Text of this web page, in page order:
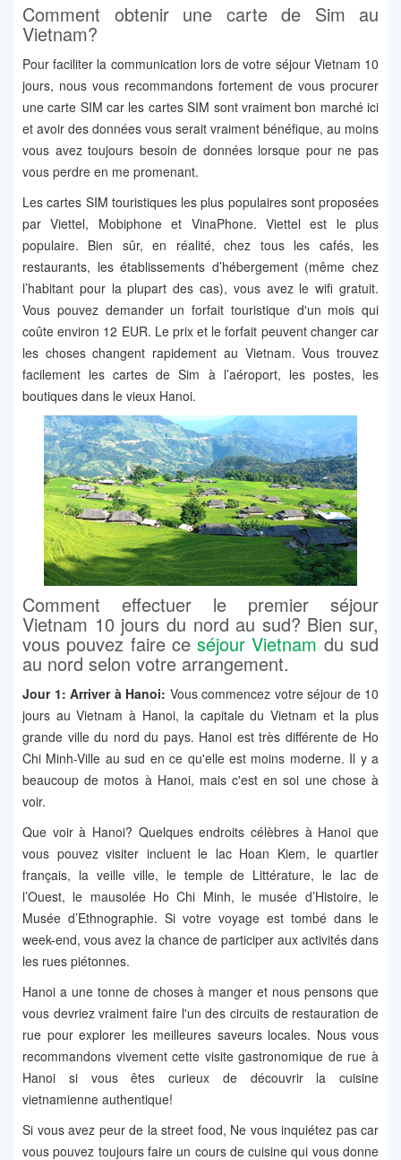
Comment obtenir une carte de Sim au
Vietnam?
Pour faciliter la communication lors de votre séjour Vietnam 10
jours, nous vous recommandons fortement de vous procurer
une carte SIM car les cartes SIM sont vraiment bon marché ici
et avoir des données vous serait vraiment bénéfique, au moins
vous avez toujours besoin de données lorsque pour ne pas
vous perdre en me promenant.
Les cartes SIM touristiques les plus populaires sont proposées
par Viettel, Mobiphone et VinaPhone. Viettel est le plus
populaire. Bien sûr, en réalité, chez tous les cafés, les
restaurants, les établissements d’hébergement (même chez
l’habitant pour la plupart des cas), vous avez le wifi gratuit.
Vous pouvez demander un forfait touristique d'un mois qui
coûte environ 12 EUR. Le prix et le forfait peuvent changer car
les choses changent rapidement au Vietnam. Vous trouvez
facilement les cartes de Sim à l’aéroport, les postes, les
boutiques dans le vieux Hanoi.
Comment effectuer le premier séjour
Vietnam 10 jours du nord au sud? Bien sur,
vous pouvez faire ceséjour Vietnam du sud
au nord selon votre arrangement.
Jour 1: Arriver à Hanoi: Vous commencez votre séjour de 10
jours au Vietnam à Hanoi, la capitale du Vietnam et la plus
grande ville du nord du pays. Hanoi est très différente de Ho
Chi Minh-Ville au sud en ce qu'elle est moins moderne. Il y a
beaucoup de motos à Hanoi, mais c'est en soi une chose à
voir.
Que voir à Hanoi? Quelques endroits célèbres à Hanoi que
vous pouvez visiter incluent le lac Hoan Kiem, le quartier
français, la veille ville, le temple de Littérature, le lac de
l’Ouest, le mausolée Ho Chi Minh, le musée d’Histoire, le
Musée d’Ethnographie. Si votre voyage est tombé dans le
week-end, vous avez la chance de participer aux activités dans
les rues piétonnes.
Hanoi a une tonne de choses à manger et nous pensons que
vous devriez vraiment faire l'un des circuits de restauration de
rue pour explorer les meilleures saveurs locales. Nous vous
recommandons vivement cette visite gastronomique de rue à
Hanoi si vous êtes curieux de découvrir la cuisine
vietnamienne authentique!
Si vous avez peur de la street food, Ne vous inquiétez pas car
vous pouvez toujours faire un cours de cuisine qui vous donne